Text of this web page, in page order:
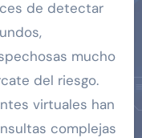
de detectar
mucho
del riesgo.
virtuales han
complejas